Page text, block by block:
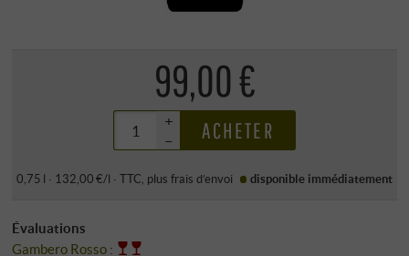
99,00 €
+
–
ACHETER
0,75 l · 132,00 €/l · TTC , plus frais d’envoi disponible immédiatement
Évaluations
Gambero Rosso :